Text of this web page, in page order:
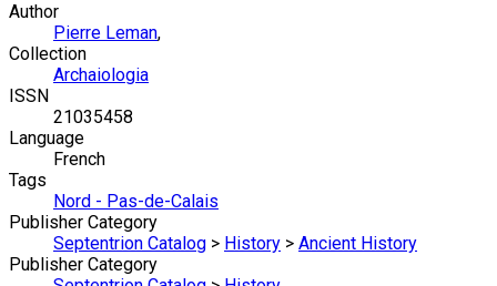
Author
Pierre Leman,
Collection
Archaiologia
ISSN
21035458
Language
French
Tags
Nord - Pas-de-Calais
Publisher Category
Septentrion Catalog > History > Ancient History
Publisher Category